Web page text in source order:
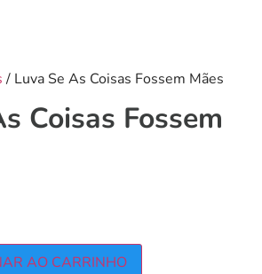
/ Luva Se As Coisas Fossem Mães
Coisas Fossem
AO CARRINHO